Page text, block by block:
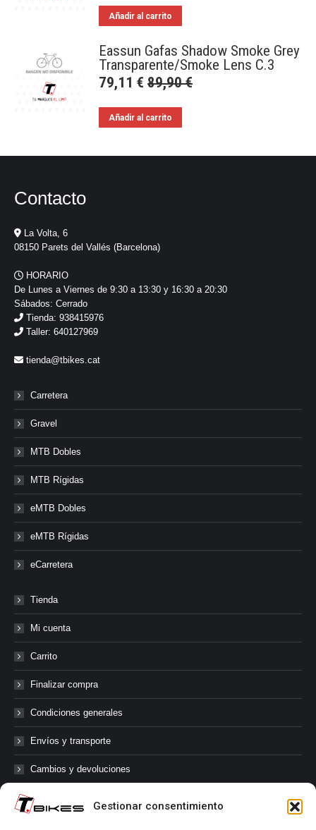
Gestionar consentimiento
Añadir al carrito
Eassun Gafas Shadow Smoke Grey
Transparente/Smoke Lens C.3
79,11 € 89,90€
Añadir al carrito
Contacto
La Volta, 6
08150 Parets del Vallés (Barcelona)
HORARIO
De Lunes a Viernes de 9:30 a 13:30 y 16:30 a 20:30
Sábados: Cerrado
Tienda: 938415976
Taller: 640127969
tienda@tbikes.cat
Carretera
Gravel
MTB Dobles
MTB Rígidas
eMTB Dobles
eMTB Rígidas
eCarretera
Tienda
Mi cuenta
Carrito
Finalizar compra
Condiciones generales
Envíos y transporte
Cambios y devoluciones